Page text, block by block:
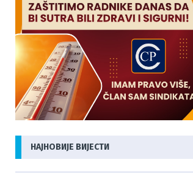
НАЈНОВИЈЕ ВИЈЕСТИ